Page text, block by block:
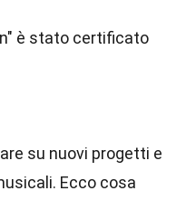
è stato certificato
su nuovi progetti e
Ecco cosa